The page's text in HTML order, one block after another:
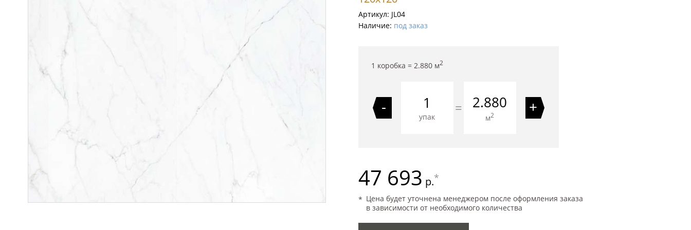
Артикул: JL04
Наличие: под заказ
1 коробка = 2.880м2
-
упак
= 2.880
м2 +
47 693 р.*
Цена будет уточнена менеджером после оформления заказа
в зависимости от необходимого количества